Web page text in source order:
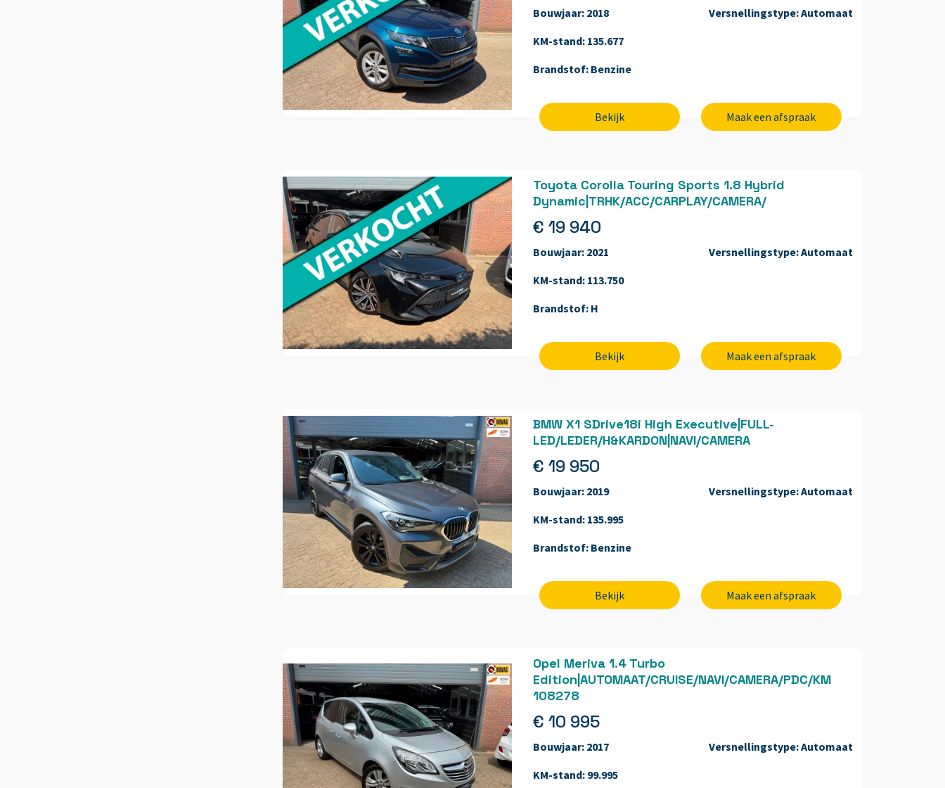
Bouwjaar: 2018
KM-stand: 135.677
Brandstof: Benzine
Versnellingstype:Automaat
Maak een afspraak
Bekijk
Toyota Corolla Touring Sports 1.8 Hybrid
Dynamic|TRHK/ACC/CARPLAY/CAMERA/
€ 19 940
Bouwjaar: 2021
KM-stand: 113.750
Brandstof: H
Versnellingstype:Automaat
Maak een afspraak
Bekijk
BMW X1 SDrive18i High Executive|FULL-
LED/LEDER/H&KARDON|NAVI/CAMERA
€ 19 950
Bouwjaar: 2019
KM-stand: 135.995
Brandstof: Benzine
Versnellingstype:Automaat
Maak een afspraak
Bekijk
Opel Meriva 1.4 Turbo
Edition|AUTOMAAT/CRUISE/NAVI/CAMERA/PDC/KM
108278
€ 10 995
Bouwjaar: 2017
KM-stand: 99.995
Versnellingstype:Automaat